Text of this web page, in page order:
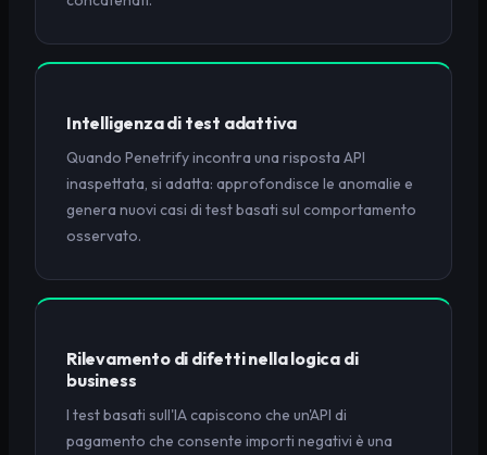
Intelligenza di test adattiva
Quando Penetrify incontra una risposta API
inaspettata, si adatta: approfondisce le anomalie e
genera nuovi casi di test basati sul comportamento
osservato.
Rilevamento di difetti nella logica di
business
I test basati sull'IA capiscono che un'API di
pagamento che consente importi negativi è una